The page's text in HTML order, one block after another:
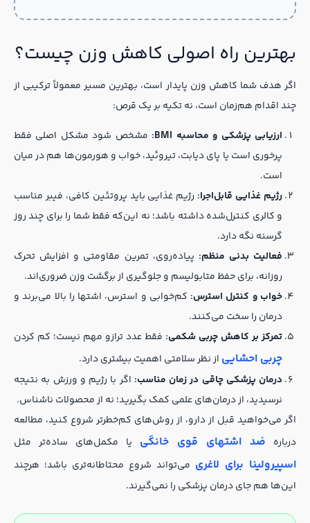
بهترین راه اصولی کاهش وزن چیست؟
اگر هدف شما کاهش وزن پایدار است، بهترین مسیر معمولاً ترکیبی از
چند اقدام هم‌زمان است، نه تکیه بر یک قرص:
ارزیابی پزشکی و محاسبه BMI:
مشخص شود مشکل اصلی فقط
پرخوری است یا پای دیابت، تیروئید، خواب و هورمون‌ها هم در میان
است.
رژیم غذایی قابل‌اجرا:رژیم غذایی باید پروتئین کافی، فیبر مناسب
و کالری کنترل‌شده داشته باشد؛ نه این‌که فقط شما را برای چند روز
گرسنه نگه دارد.
فعالیت بدنی منظم:پیاده‌روی، تمرین مقاومتی و افزایش تحرک
روزانه، برای حفظ متابولیسم و جلوگیری از برگشت وزن ضروری‌اند.
خواب و کنترل استرس:کم‌خوابی و استرس، اشتها را بالا می‌برند و
درمان را سخت می‌کنند.
تمرکز بر کاهش چربی شکمی:فقط عدد ترازو مهم نیست؛ کم کردن
چربی احشاییاز نظر سلامتی اهمیت بیشتری دارد.
درمان پزشکی چاقی در زمان مناسب:اگر با رژیم و ورزش به نتیجه
نرسیدید، از درمان‌های علمی کمک بگیرید؛ نه از محصولات ناشناس.
اگر می‌خواهید قبل از دارو، از روش‌های کم‌خطرتر شروع کنید، مطالعه
دربارهضد اشتهای قوی خانگییا مکمل‌های ساده‌تر مثل
اسپیرولینا برای لاغریمی‌تواند شروع محتاطانه‌تری باشد؛ هرچند
این‌ها هم جای درمان پزشکی را نمی‌گیرند.